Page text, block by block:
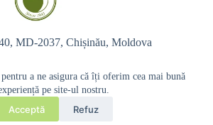
a ne asigura că îți oferim cea mai bună
pe site-ul nostru.
Acceptă Refuz
MD-2037, Chișinău, Moldova